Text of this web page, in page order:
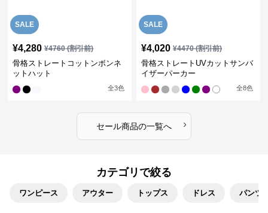
SALE
¥4,280 ¥4760(割引前)
骨格ストレートコットンボンネ
ットハット
全3色
SALE
¥4,020 ¥4470(割引前)
骨格ストレートUVカットサンバ
イザーパーカー
全8色
セール商品の一覧へ ›
カテゴリで絞る
ワンピース アウター トップス ドレス パンツ